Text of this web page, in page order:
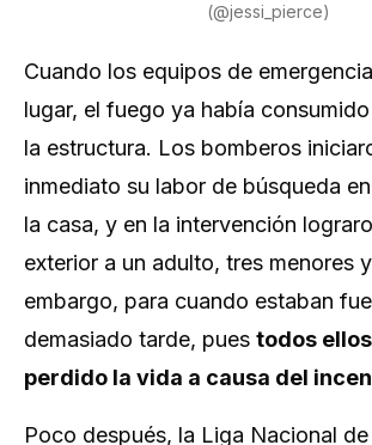
(@jessi_pierce)
Cuando los equipos de
lugar, el fuego ya había
la estructura. Los bomberos
inmediato su labor de búsqueda
la casa, y en la intervención
exterior a un adulto, tres menores
embargo, para cuando estaban
demasiado tarde, pues todos
perdido la vida a causa del
Poco después, la Liga Nacional